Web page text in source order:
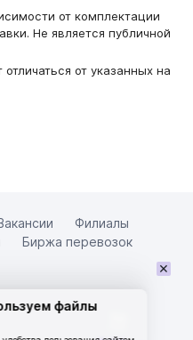
файлы
от комплектации
Не является публичной
от указанных на
Филиалы
Биржа перевозок
×